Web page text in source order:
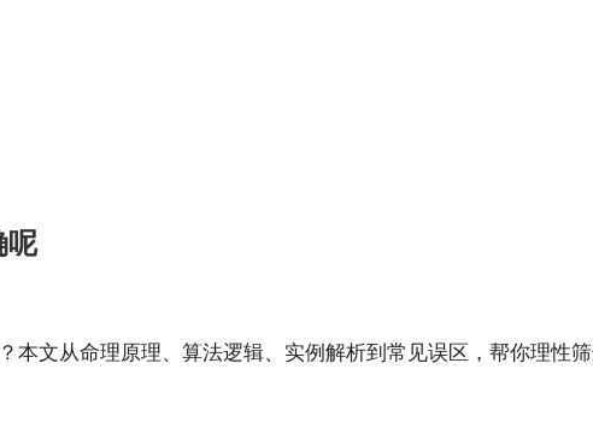
呢
本文从命理原理、算法逻辑、实例解析到常见误区，帮你理性